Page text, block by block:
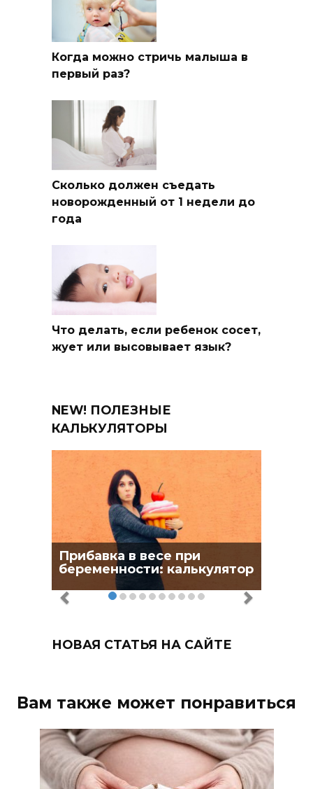
Когда можно стричь малыша в
первый раз?
Сколько должен съедать
новорожденный от 1 недели до
года
Что делать, если ребенок сосет,
жует или высовывает язык?
NEW! ПОЛЕЗНЫЕ
КАЛЬКУЛЯТОРЫ
Прибавка в весе при
беременности: калькулятор
НОВАЯ СТАТЬЯ НА САЙТЕ
Вам также может понравиться